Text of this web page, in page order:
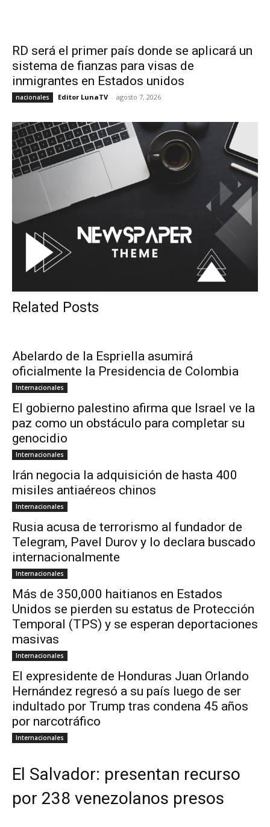
RD será el primer país donde se aplicará un
sistema de fianzas para visas de
inmigrantes en Estados unidos
nacionales Editor LunaTV - agosto 7, 2026
Related Posts
Abelardo de la Espriella asumirá
oficialmente la Presidencia de Colombia
Internacionales
El gobierno palestino afirma que Israel ve la
paz como un obstáculo para completar su
genocidio
Internacionales
Irán negocia la adquisición de hasta 400
misiles antiaéreos chinos
Internacionales
Rusia acusa de terrorismo al fundador de
Telegram, Pavel Durov y lo declara buscado
internacionalmente
Internacionales
Más de 350,000 haitianos en Estados
Unidos se pierden su estatus de Protección
Temporal (TPS) y se esperan deportaciones
masivas
Internacionales
El expresidente de Honduras Juan Orlando
Hernández regresó a su país luego de ser
indultado por Trump tras condena 45 años
por narcotráfico
Internacionales
El Salvador: presentan recurso
por 238 venezolanos presos